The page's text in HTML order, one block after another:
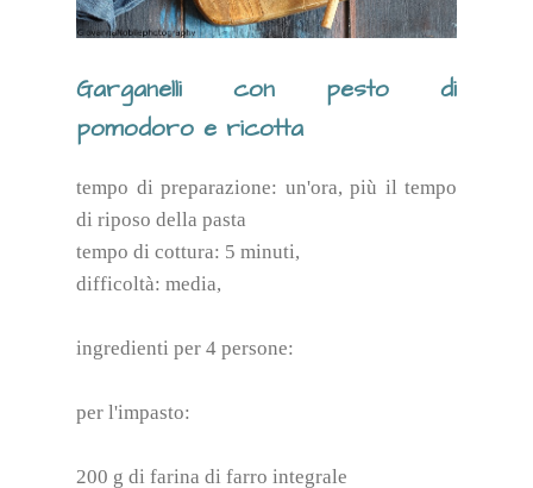
Garganelli con pesto di
pomodoro e ricotta
tempo di preparazione: un'ora, più il tempo
di riposo della pasta
tempo di cottura: 5 minuti,
difficoltà: media,
ingredienti per 4 persone:
per l'impasto:
200 g di farina di farro integrale